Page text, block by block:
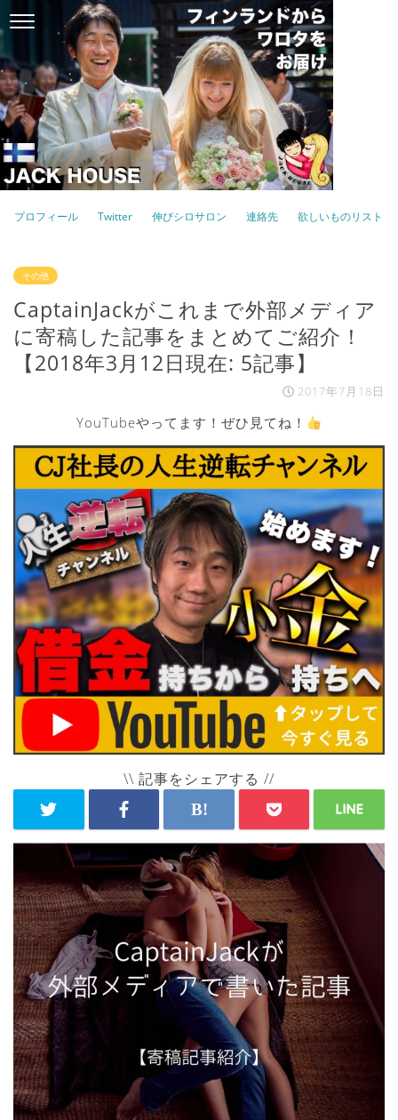
プロフィール Twitter 伸びシロサロン 連絡先 欲しいものリスト
その他
CaptainJackがこれまで外部メディア
に寄稿した記事をまとめてご紹介！
【2018年3月12日現在: 5記事】
2017年7月18日
YouTubeやってます！ぜひ見てね！
\\ 記事をシェアする //